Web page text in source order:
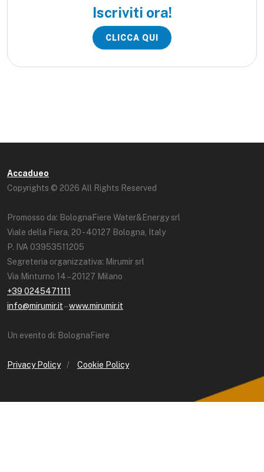
Iscriviti ora!
CLICCA QUI
Accadueo
Copyrights © 2026 All Rights Reserved
Promosso da: BolognaFiere Water&Energy srl
Viale della Fiera, 20 - 40127 Bologna, Italy
P. IVA 03953511205
Segreteria organizzativa: Mirumir srl
Via Minturno 14 – 20127 Milano
+39 0245471111
info@mirumir.it–www.mirumir.it
Un evento di: BolognaFiere
Privacy Policy / Cookie Policy